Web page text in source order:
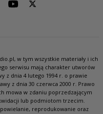
w tym wszystkie materiały i ich
serwisu mają charakter utworów
z dnia 4 lutego 1994 r. o prawie
z dnia 30 czerwca 2000 r. Prawo
mowa w zdaniu poprzedzającym
lub podmiotom trzecim.
reprodukowanie oraz